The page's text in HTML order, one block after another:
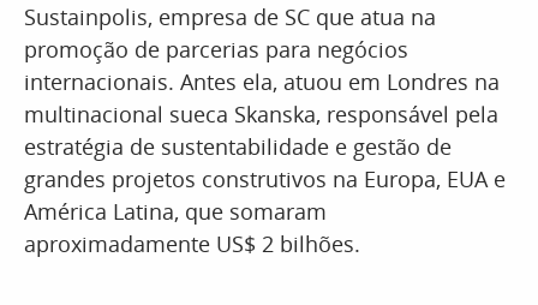
Sustainpolis, empresa de SC que atua na
promoção de parcerias para negócios
internacionais. Antes ela, atuou em Londres na
multinacional sueca Skanska, responsável pela
estratégia de sustentabilidade e gestão de
grandes projetos construtivos na Europa, EUA e
América Latina, que somaram
aproximadamente US$ 2 bilhões.